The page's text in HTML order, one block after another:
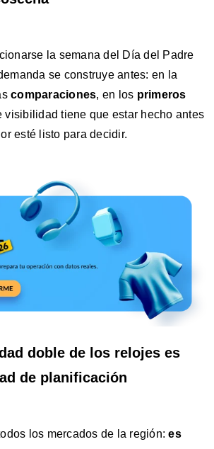
la semana del Día del Padre
se construye antes: en la
comparaciones, en los primeros
visibilidad tiene que estar hecho antes
esté listo para decidir.
doble de los relojes es
de planificación
los mercados de la región: es